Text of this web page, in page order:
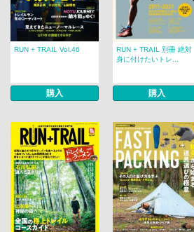
RUN + TRAIL Vol.46
購入
RUN + TRAIL 別冊 絶対
身に付けたいトレ...
購入